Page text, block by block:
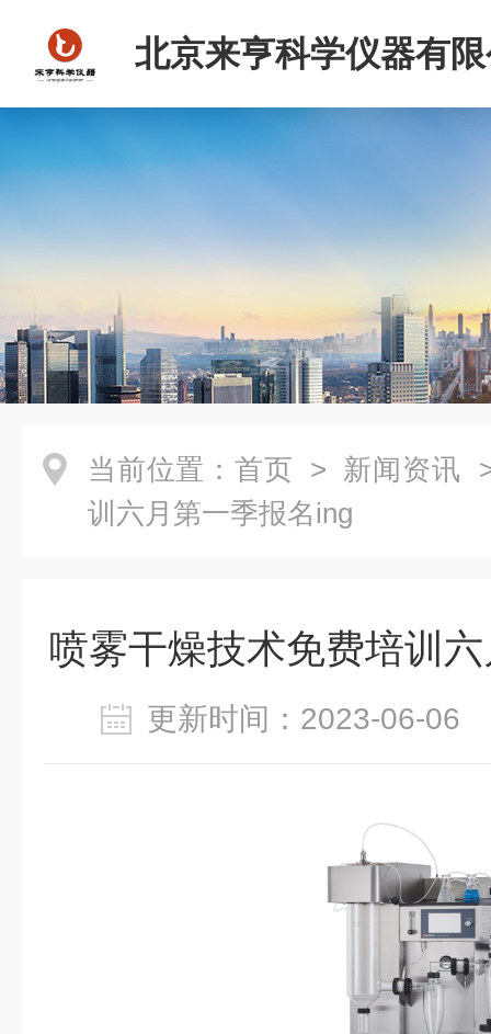
北京来亨科学仪器有
当前位置： 首页 > 新闻资讯
训六月第一季报名ing
喷雾干燥技术免费培训
更新时间：2023-06-